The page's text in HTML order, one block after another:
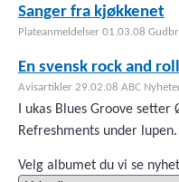
Sanger fra kjøkkenet
Plateanmeldelser 01.03.08
En svensk rock and
Avisartikler 29.02.08 ABC
I ukas Blues Groove setter
Refreshments under lupen.
Velg albumet du vi se